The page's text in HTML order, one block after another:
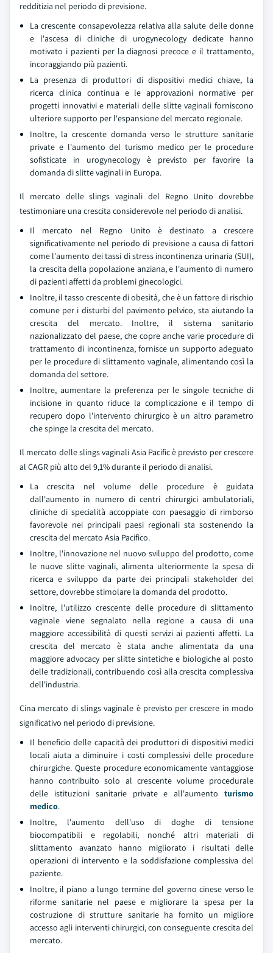
redditizia nel periodo di previsione.
La crescente consapevolezza relativa alla salute delle donne
e l'ascesa di cliniche di urogynecology dedicate hanno
motivato i pazienti per la diagnosi precoce e il trattamento,
incoraggiando più pazienti.
La presenza di produttori di dispositivi medici chiave, la
ricerca clinica continua e le approvazioni normative per
progetti innovativi e materiali delle slitte vaginali forniscono
ulteriore supporto per l'espansione del mercato regionale.
Inoltre, la crescente domanda verso le strutture sanitarie
private e l'aumento del turismo medico per le procedure
sofisticate in urogynecology è previsto per favorire la
domanda di slitte vaginali in Europa.
Il mercato delle slings vaginali del Regno Unito dovrebbe
testimoniare una crescita considerevole nel periodo di analisi.
Il mercato nel Regno Unito è destinato a crescere
significativamente nel periodo di previsione a causa di fattori
come l'aumento dei tassi di stress incontinenza urinaria (SUI),
la crescita della popolazione anziana, e l'aumento di numero
di pazienti affetti da problemi ginecologici.
Inoltre, il tasso crescente di obesità, che è un fattore di rischio
comune per i disturbi del pavimento pelvico, sta aiutando la
crescita del mercato. Inoltre, il sistema sanitario
nazionalizzato del paese, che copre anche varie procedure di
trattamento di incontinenza, fornisce un supporto adeguato
per le procedure di slittamento vaginale, alimentando così la
domanda del settore.
Inoltre, aumentare la preferenza per le singole tecniche di
incisione in quanto riduce la complicazione e il tempo di
recupero dopo l'intervento chirurgico è un altro parametro
che spinge la crescita del mercato.
Il mercato delle slings vaginali Asia Pacific è previsto per crescere
al CAGR più alto del 9,1% durante il periodo di analisi.
La crescita nel volume delle procedure è guidata
dall'aumento in numero di centri chirurgici ambulatoriali,
cliniche di specialità accoppiate con paesaggio di rimborso
favorevole nei principali paesi regionali sta sostenendo la
crescita del mercato Asia Pacifico.
Inoltre, l'innovazione nel nuovo sviluppo del prodotto, come
le nuove slitte vaginali, alimenta ulteriormente la spesa di
ricerca e sviluppo da parte dei principali stakeholder del
settore, dovrebbe stimolare la domanda del prodotto.
Inoltre, l'utilizzo crescente delle procedure di slittamento
vaginale viene segnalato nella regione a causa di una
maggiore accessibilità di questi servizi ai pazienti affetti. La
crescita del mercato è stata anche alimentata da una
maggiore advocacy per slitte sintetiche e biologiche al posto
delle tradizionali, contribuendo così alla crescita complessiva
dell'industria.
Cina mercato di slings vaginale è previsto per crescere in modo
significativo nel periodo di previsione.
Il beneficio delle capacità dei produttori di dispositivi medici
locali aiuta a diminuire i costi complessivi delle procedure
chirurgiche. Queste procedure economicamente vantaggiose
hanno contribuito solo al crescente volume procedurale
delle istituzioni sanitarie private e all'aumento turismo
medico.
Inoltre, l'aumento dell'uso di doghe di tensione
biocompatibili e regolabili, nonché altri materiali di
slittamento avanzato hanno migliorato i risultati delle
operazioni di intervento e la soddisfazione complessiva del
paziente.
Inoltre, il piano a lungo termine del governo cinese verso le
riforme sanitarie nel paese e migliorare la spesa per la
costruzione di strutture sanitarie ha fornito un migliore
accesso agli interventi chirurgici, con conseguente crescita del
mercato.